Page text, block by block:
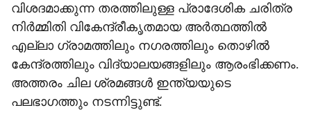
വിശദമാക്കുന്ന തരത്തിലുള്ള പ്രാദേശിക ചരിത്ര
നിര്‍മ്മിതി വികേന്ദ്രീകൃതമായ അര്‍ത്ഥത്തില്‍
എല്ലാ ഗ്രാമത്തിലും നഗരത്തിലും തൊഴില്‍
കേന്ദ്രത്തിലും വിദ്യാലയങ്ങളിലും ആരംഭിക്കണം.
അത്തരം ചില ശ്രമങ്ങള്‍ ഇന്ത്യയുടെ
പലഭാഗത്തും നടന്നിട്ടുണ്ട്.